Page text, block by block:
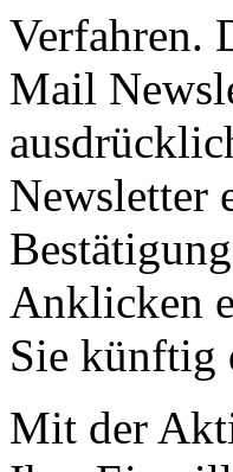
Verfahren.
Mail
Newsletter
Anklicken
Sie künftig
Mit der